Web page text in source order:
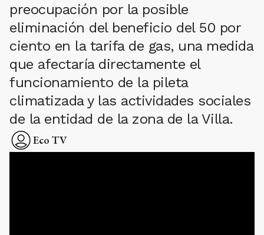
preocupación por la posible
eliminación del beneficio del 50 por
ciento en la tarifa de gas, una medida
que afectaría directamente el
funcionamiento de la pileta
climatizada y las actividades sociales
de la entidad de la zona de la Villa.
Eco TV